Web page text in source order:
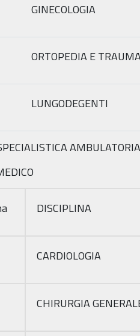
GINECOLOGIA
ORTOPEDIA E
LUNGODEGENTI
DISCIPLINA
CARDIOLOGIA
CHIRURGIA